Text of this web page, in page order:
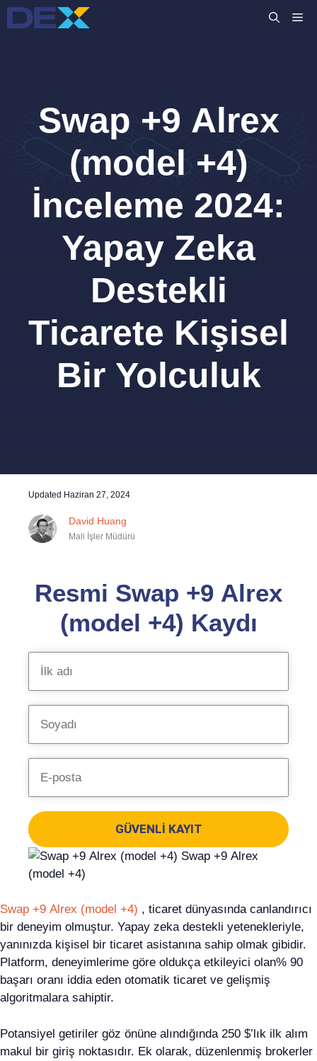
İçeriğe
atla
Swap +9 Alrex
(model +4)
İnceleme 2024:
Yapay Zeka
Destekli
Ticarete Kişisel
Bir Yolculuk
Updated Haziran 27, 2024
David Huang
Mali İşler Müdürü
Resmi Swap +9 Alrex
(model +4) Kaydı
GÜVENLI KAYIT
Swap +9 Alrex (model +4) , ticaret dünyasında canlandırıcı
bir deneyim olmuştur. Yapay zeka destekli yetenekleriyle,
yanınızda kişisel bir ticaret asistanına sahip olmak gibidir.
Platform, deneyimlerime göre oldukça etkileyici olan% 90
başarı oranı iddia eden otomatik ticaret ve gelişmiş
algoritmalara sahiptir.
Potansiyel getiriler göz önüne alındığında 250 $’lık ilk alım
makul bir giriş noktasıdır. Ek olarak, düzenlenmiş brokerler